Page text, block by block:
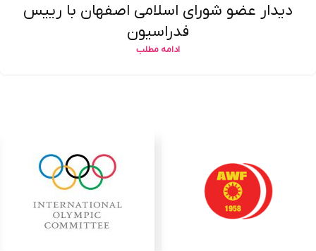
دیدار عضو شورای اسلامی اصفهان با رییس
فدراسیون
ادامه مطلب